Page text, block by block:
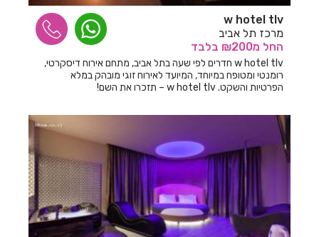
חדרים לפי שעה בדבורה
חדרים לפי שעה בדובב
חדרים לפי שעה בדור
חדרים לפי שעה בדישון
חדרים לפי שעה בהוד השרון
חדרים לפי שעה בהרצליה
חדרים לפי שעה בורד יריחו
חדרים לפי שעה בזיתן
w hotel tlv
מרכז תל אביב
החל מ₪200 בלבד
w hotel tlv חדרים לפי שעה בתל אביב, מתחם אירוח דיסקרטי,
רומנטי ומטופח במיוחד, המיועד לאירוח זוגי מובהק במלא
הפרטיות והשקט. w hotel tlv – תזכרו את השם!